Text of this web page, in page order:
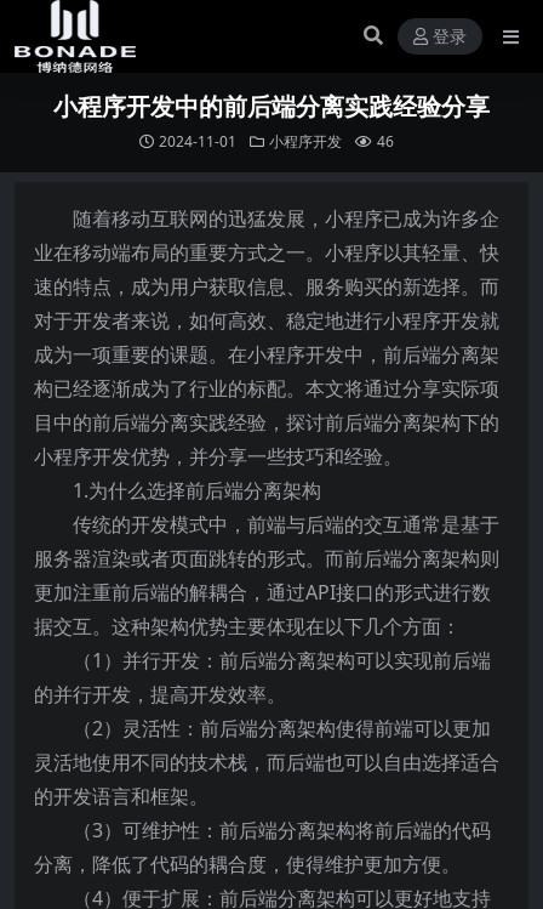
登录
小程序开发中的前后端分离实践经验分享
2024-11-01 小程序开发 46
随着移动互联网的迅猛发展，小程序已成为许多企
业在移动端布局的重要方式之一。小程序以其轻量、快
速的特点，成为用户获取信息、服务购买的新选择。而
对于开发者来说，如何高效、稳定地进行小程序开发就
成为一项重要的课题。在小程序开发中，前后端分离架
构已经逐渐成为了行业的标配。本文将通过分享实际项
目中的前后端分离实践经验，探讨前后端分离架构下的
小程序开发优势，并分享一些技巧和经验。
1.为什么选择前后端分离架构
传统的开发模式中，前端与后端的交互通常是基于
服务器渲染或者页面跳转的形式。而前后端分离架构则
更加注重前后端的解耦合，通过API接口的形式进行数
据交互。这种架构优势主要体现在以下几个方面：
（1）并行开发：前后端分离架构可以实现前后端
的并行开发，提高开发效率。
（2）灵活性：前后端分离架构使得前端可以更加
灵活地使用不同的技术栈，而后端也可以自由选择适合
的开发语言和框架。
（3）可维护性：前后端分离架构将前后端的代码
分离，降低了代码的耦合度，使得维护更加方便。
（4）便于扩展：前后端分离架构可以更好地支持